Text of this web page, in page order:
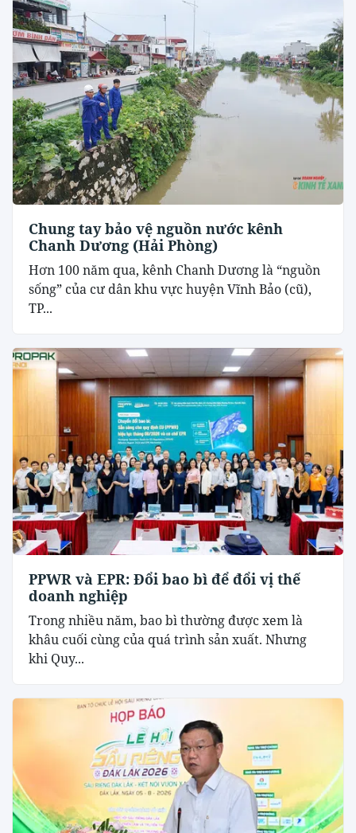
Chung tay bảo vệ nguồn nước kênh
Chanh Dương (Hải Phòng)
Hơn 100 năm qua, kênh Chanh Dương là “nguồn
sống” của cư dân khu vực huyện Vĩnh Bảo (cũ),
TP...
PPWR và EPR: Đổi bao bì để đổi vị thế
doanh nghiệp
Trong nhiều năm, bao bì thường được xem là
khâu cuối cùng của quá trình sản xuất. Nhưng
khi Quy...